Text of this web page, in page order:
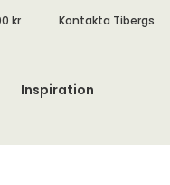
kr Kontakta Tibergs
Inspiration